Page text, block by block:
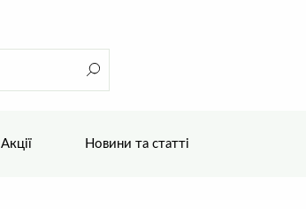
Акції Новини та статті